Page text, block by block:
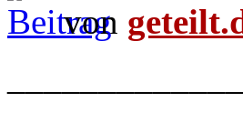
von